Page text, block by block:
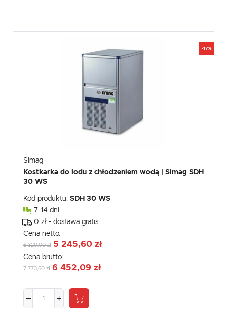
-17%
Simag
Kostkarka do lodu z chłodzeniem wodą | Simag SDH
30 WS
Kod produktu: SDH 30 WS
7-14 dni
0 zł - dostawa gratis
Cena netto:
6 320,00 zł 5 245,60 zł
Cena brutto:
7 773,60 zł 6 452,09 zł